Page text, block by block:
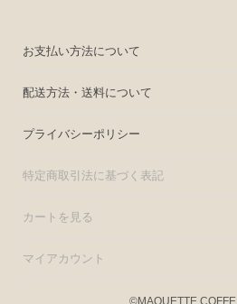
お支払い方法について
配送方法・送料について
プライバシーポリシー
特定商取引法に基づく表記
カートを見る
マイアカウント
©MAQUETTE